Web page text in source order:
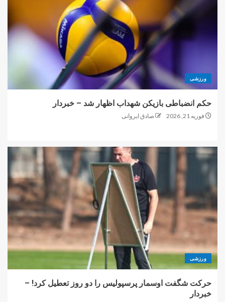
ورزشی
حکم انضباطی بازیکن شهداب اظهار شد – خبردار
فوریه 21, 2026 صادق ایروانی
ورزشی
حرکت شگفت اوسمار پرسپولیس را دو روز تعطیل کرد! –
خبردار